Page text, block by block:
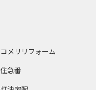
コメリリフォーム
住急番